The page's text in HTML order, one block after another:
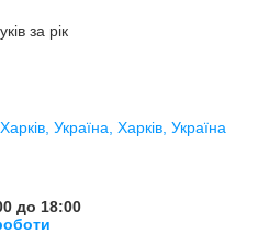
за рік
Україна, Харків, Україна
до 18:00